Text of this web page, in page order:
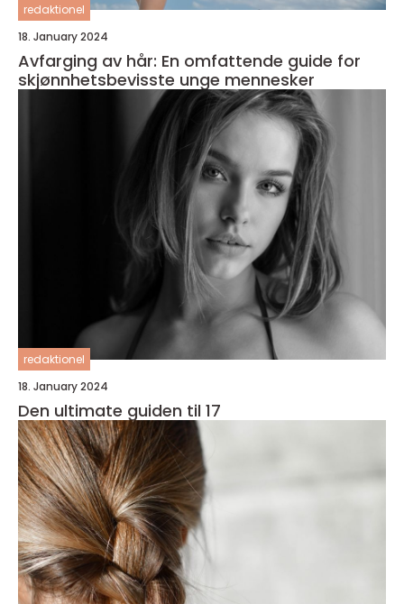
redaktionel
18. January 2024
Avfarging av hår: En omfattende guide for
skjønnhetsbevisste unge mennesker
redaktionel
18. January 2024
Den ultimate guiden til 17